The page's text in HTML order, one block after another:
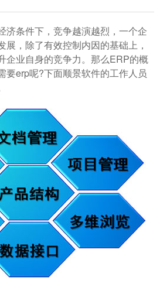
济条件下，竞争越演越烈，一个企
展，除了有效控制内因的基础上，
企业自身的竞争力。那么ERP的概
要erp呢?下面顺景软件的工作人员